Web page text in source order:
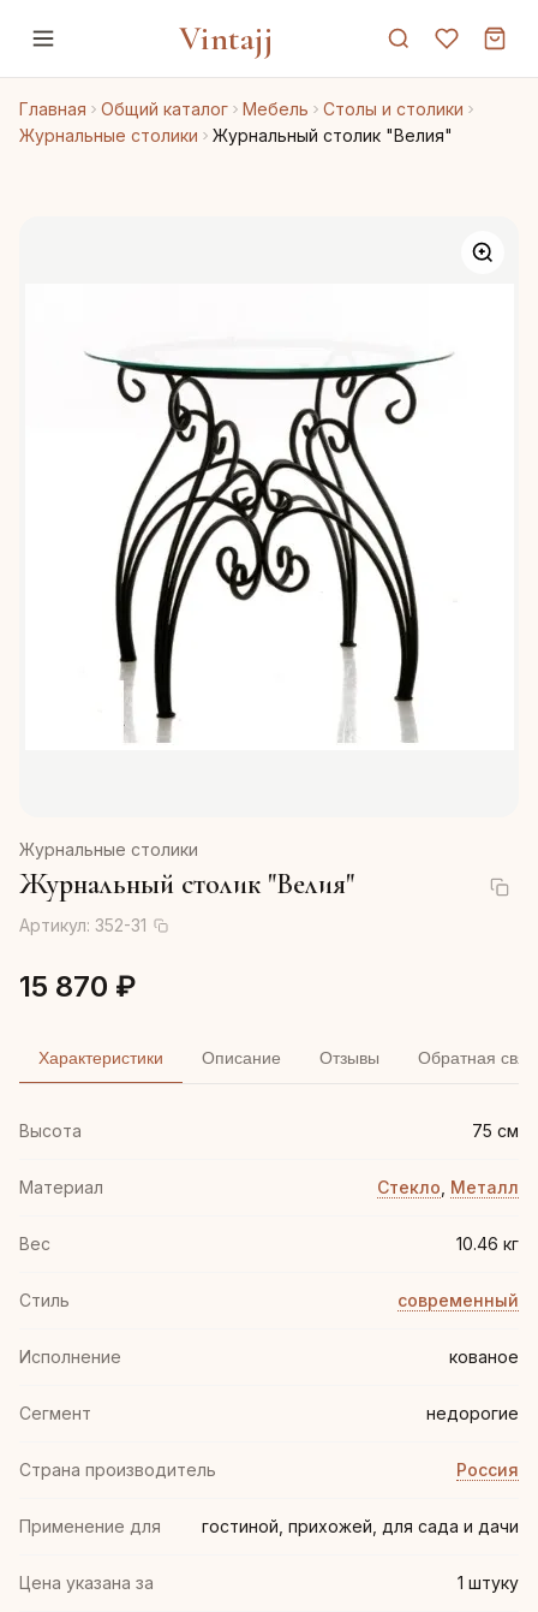
Vintajj
Главная Общий каталог Мебель
Столы и столики
Журнальные столики
Журнальный столик "Велия"
Журнальные столики
Журнальный столик "Велия"
Артикул: 352-31
15 870 ₽
Характеристики Описание Отзывы Обратная
Высота 75 см
Материал Стекло Металл
Вес 10.46 кг
Стиль современный
Иcполнение кованое
Сегмент недорогие
Страна производитель Россия
Применение для гостиной, прихожей, для сада и дачи
Цена указана за 1 штуку